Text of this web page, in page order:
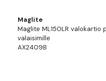
Maglite
Maglite ML150LR valokartio
valaisimille
AX2409B